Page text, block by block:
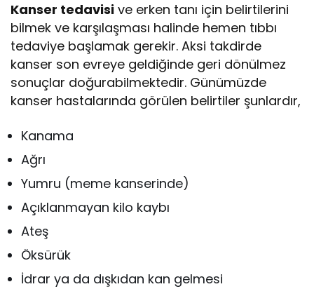
Kanser tedavisi ve erken tanı için belirtilerini
bilmek ve karşılaşması halinde hemen tıbbı
tedaviye başlamak gerekir. Aksi takdirde
kanser son evreye geldiğinde geri dönülmez
sonuçlar doğurabilmektedir. Günümüzde
kanser hastalarında görülen belirtiler şunlardır,
Kanama
Ağrı
Yumru (meme kanserinde)
Açıklanmayan kilo kaybı
Ateş
Öksürük
İdrar ya da dışkıdan kan gelmesi